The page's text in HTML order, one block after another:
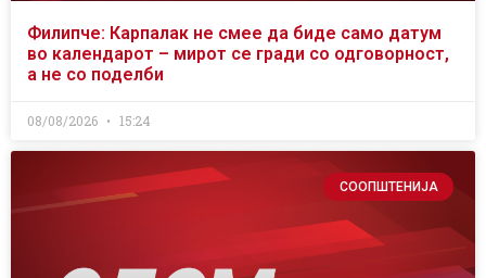
Филипче: Карпалак не смее да биде само датум
во календарот – мирот се гради со одговорност,
а не со поделби
08/08/2026 15:24
СООПШТЕНИЈА